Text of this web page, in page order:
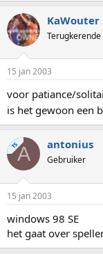
KaWouter
15 jan 2003
voor patiance/
is het gewoon een
TSA antonius
Gebruiker
15 jan 2003
windows 98 SE
het gaat over